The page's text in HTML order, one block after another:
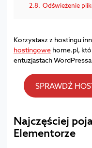
2.8. Odświeżenie
Korzystasz z hostingu
hostingowehome.pl,
entuzjastach
SPRAWDŹ
Najczęściej
Elementorze